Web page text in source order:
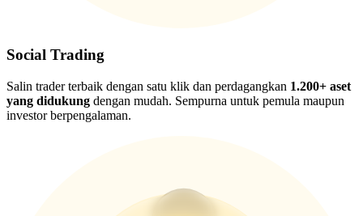
BTC New User Exclusive: 6.5% APR
Social Trading
Salin trader terbaik dengan satu klik dan perdagangkan 1.200+ aset
yang didukung dengan mudah. Sempurna untuk pemula maupun
investor berpengalaman.